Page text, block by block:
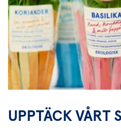
UPPTÄCK VÅRT